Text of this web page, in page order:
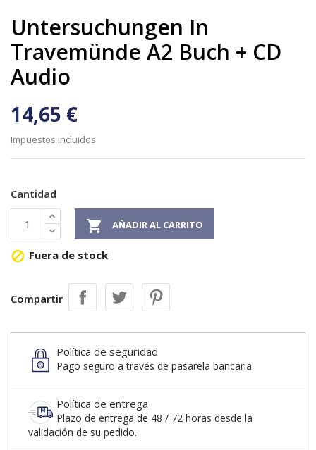
Untersuchungen In
Travemünde A2 Buch + CD
Audio
14,65 €
Impuestos incluidos
Cantidad
 AÑADIR AL CARRITO
 Fuera de stock
Compartir
Política de seguridad
Pago seguro a través de pasarela bancaria
Política de entrega
Plazo de entrega de 48 / 72 horas desde la
validación de su pedido.